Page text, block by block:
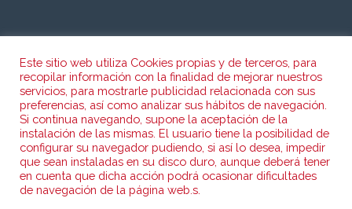
CONTACTO
Teléfono: 924 350 156
Fax: 924 351 743
Este sitio web utiliza Cookies propias y de terceros, para
recopilar información con la finalidad de mejorar nuestros
servicios, para mostrarle publicidad relacionada con sus
preferencias, así como analizar sus hábitos de navegación.
Si continua navegando, supone la aceptación de la
instalación de las mismas. El usuario tiene la posibilidad de
configurar su navegador pudiendo, si así lo desea, impedir
que sean instaladas en su disco duro, aunque deberá tener
en cuenta que dicha acción podrá ocasionar dificultades
de navegación de la página web.s.